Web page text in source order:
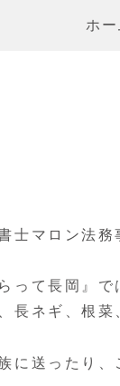
ホー
士マロン法務
て長岡』で
長ネギ、根
に送ったり、